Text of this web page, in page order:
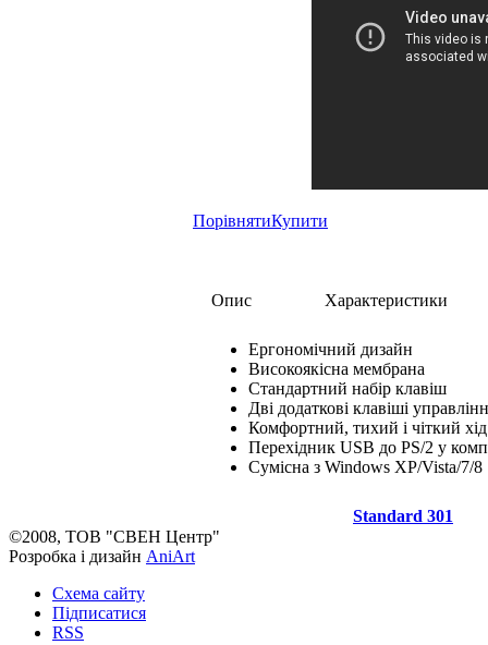
ПорівнятиКупити
Опис Характеристики
Ергономічний дизайн
Високоякісна мембрана
Стандартний набір клавіш
Дві додаткові клавіші
Комфортний, тихий і чіткий
Перехідник USB до PS/2 у
Сумісна з Windows XP/Vista/7/8
Standard 301
©2008, ТОВ "СВЕН Центр"
Розробка і дизайн AniArt
Схема сайту
Підписатися
RSS